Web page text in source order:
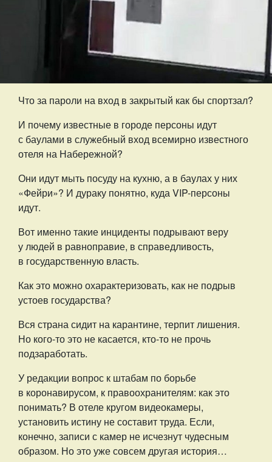
Что за пароли на вход в закрытый как бы спортзал?
И почему известные в городе персоны идут
с баулами в служебный вход всемирно известного
отеля на Набережной?
Они идут мыть посуду на кухню, а в баулах у них
«Фейри»? И дураку понятно, куда VIP-персоны
идут.
Вот именно такие инциденты подрывают веру
у людей в равноправие, в справедливость,
в государственную власть.
Как это можно охарактеризовать, как не подрыв
устоев государства?
Вся страна сидит на карантине, терпит лишения.
Но кого-то это не касается, кто-то не прочь
подзаработать.
У редакции вопрос к штабам по борьбе
в коронавирусом, к правоохранителям: как это
понимать? В отеле кругом видеокамеры,
установить истину не составит труда. Если,
конечно, записи с камер не исчезнут чудесным
образом. Но это уже совсем другая история…